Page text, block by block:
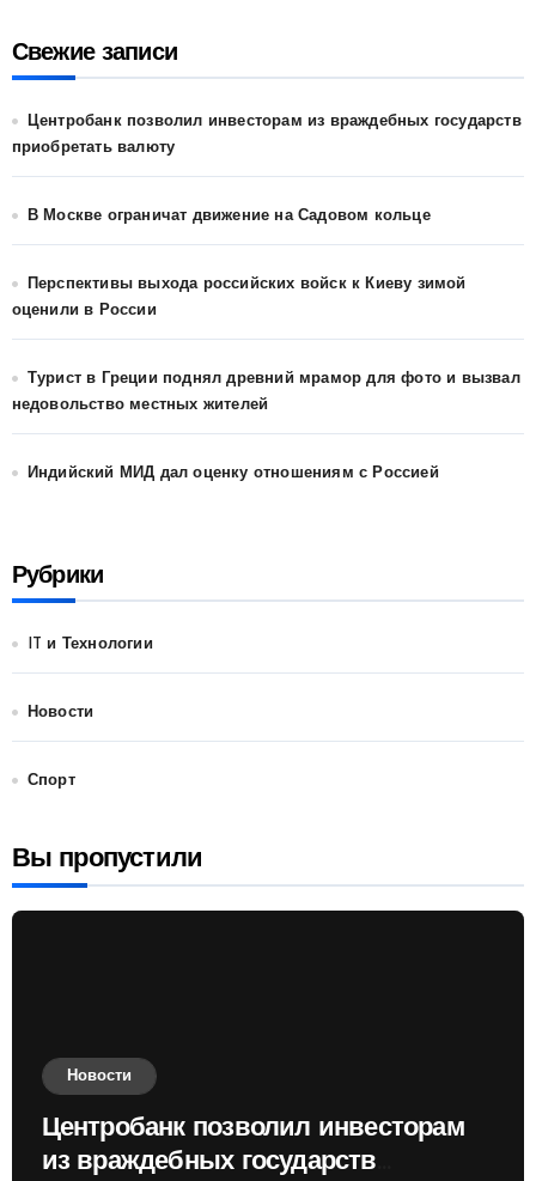
Свежие записи
Центробанк позволил инвесторам из враждебных государств
приобретать валюту
В Москве ограничат движение на Садовом кольце
Перспективы выхода российских войск к Киеву зимой
оценили в России
Турист в Греции поднял древний мрамор для фото и вызвал
недовольство местных жителей
Индийский МИД дал оценку отношениям с Россией
Рубрики
IT и Технологии
Новости
Спорт
Вы пропустили
Новости
Центробанк позволил инвесторам
из враждебных государств